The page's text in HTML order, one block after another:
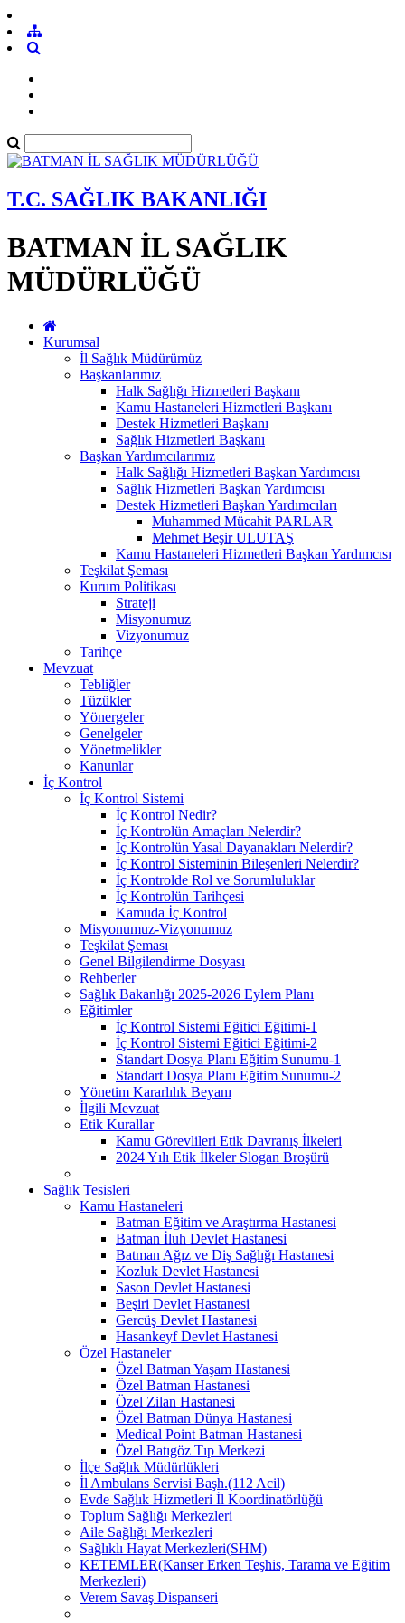
T.C. SAĞLIK BAKANLIĞI
BATMAN İL SAĞLIK
MÜDÜRLÜĞÜ
Kurumsal
İl Sağlık Müdürümüz
Başkanlarımız
Halk Sağlığı Hizmetleri Başkanı
Kamu Hastaneleri Hizmetleri Başkanı
Destek Hizmetleri Başkanı
Sağlık Hizmetleri Başkanı
Başkan Yardımcılarımız
Halk Sağlığı Hizmetleri Başkan Yardımcısı
Sağlık Hizmetleri Başkan Yardımcısı
Destek Hizmetleri Başkan Yardımcıları
Muhammed Mücahit PARLAR
Mehmet Beşir ULUTAŞ
Kamu Hastaneleri Hizmetleri Başkan Yardımcısı
Teşkilat Şeması
Kurum Politikası
Strateji
Misyonumuz
Vizyonumuz
Tarihçe
Mevzuat
Tebliğler
Tüzükler
Yönergeler
Genelgeler
Yönetmelikler
Kanunlar
İç Kontrol
İç Kontrol Sistemi
İç Kontrol Nedir?
İç Kontrolün Amaçları Nelerdir?
İç Kontrolün Yasal Dayanakları Nelerdir?
İç Kontrol Sisteminin Bileşenleri Nelerdir?
İç Kontrolde Rol ve Sorumluluklar
İç Kontrolün Tarihçesi
Kamuda İç Kontrol
Misyonumuz-Vizyonumuz
Teşkilat Şeması
Genel Bilgilendirme Dosyası
Rehberler
Sağlık Bakanlığı 2025-2026 Eylem Planı
Eğitimler
İç Kontrol Sistemi Eğitici Eğitimi-1
İç Kontrol Sistemi Eğitici Eğitimi-2
Standart Dosya Planı Eğitim Sunumu-1
Standart Dosya Planı Eğitim Sunumu-2
Yönetim Kararlılık Beyanı
İlgili Mevzuat
Etik Kurallar
Kamu Görevlileri Etik Davranış İlkeleri
2024 Yılı Etik İlkeler Slogan Broşürü
Sağlık Tesisleri
Kamu Hastaneleri
Batman Eğitim ve Araştırma Hastanesi
Batman İluh Devlet Hastanesi
Batman Ağız ve Diş Sağlığı Hastanesi
Kozluk Devlet Hastanesi
Sason Devlet Hastanesi
Beşiri Devlet Hastanesi
Gercüş Devlet Hastanesi
Hasankeyf Devlet Hastanesi
Özel Hastaneler
Özel Batman Yaşam Hastanesi
Özel Batman Hastanesi
Özel Zilan Hastanesi
Özel Batman Dünya Hastanesi
Medical Point Batman Hastanesi
Özel Batıgöz Tıp Merkezi
İlçe Sağlık Müdürlükleri
İl Ambulans Servisi Başh.(112 Acil)
Evde Sağlık Hizmetleri İl Koordinatörlüğü
Toplum Sağlığı Merkezleri
Aile Sağlığı Merkezleri
Sağlıklı Hayat Merkezleri(SHM)
KETEMLER(Kanser Erken Teşhis, Tarama ve Eğitim
Merkezleri)
Verem Savaş Dispanseri